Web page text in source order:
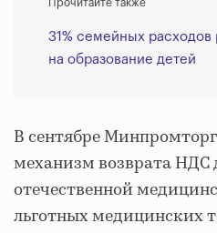
Прочитайте также
31% семейных расходов
на образование детей
В сентябре Минпромторг
механизм возврата НДС
отечественной
льготных медицинских